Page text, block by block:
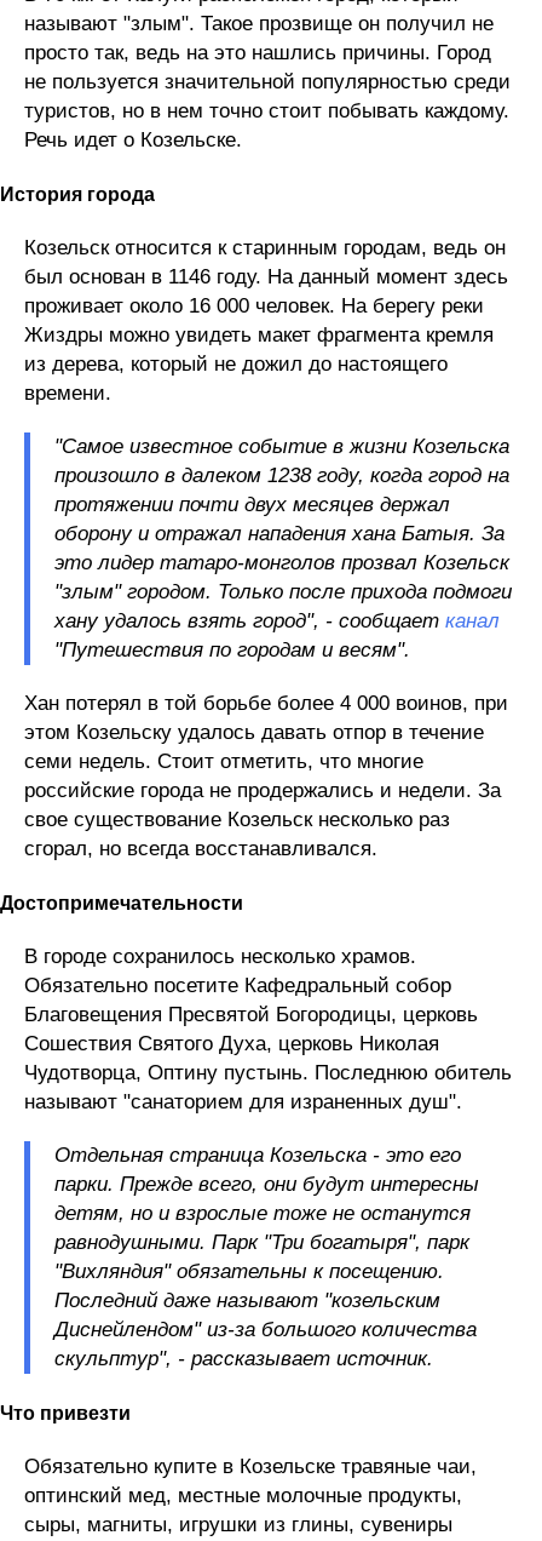
называют "злым". Такое прозвище он получил не
просто так, ведь на это нашлись причины. Город
не пользуется значительной популярностью среди
туристов, но в нем точно стоит побывать каждому.
Речь идет о Козельске.
История города
Козельск относится к старинным городам, ведь он
был основан в 1146 году. На данный момент здесь
проживает около 16 000 человек. На берегу реки
Жиздры можно увидеть макет фрагмента кремля
из дерева, который не дожил до настоящего
времени.
"Самое известное событие в жизни Козельска
произошло в далеком 1238 году, когда город на
протяжении почти двух месяцев держал
оборону и отражал нападения хана Батыя. За
это лидер татаро-монголов прозвал Козельск
"злым" городом. Только после прихода подмоги
хану удалось взять город", - сообщает канал
"Путешествия по городам и весям".
Хан потерял в той борьбе более 4 000 воинов, при
этом Козельску удалось давать отпор в течение
семи недель. Стоит отметить, что многие
российские города не продержались и недели. За
свое существование Козельск несколько раз
сгорал, но всегда восстанавливался.
Достопримечательности
В городе сохранилось несколько храмов.
Обязательно посетите Кафедральный собор
Благовещения Пресвятой Богородицы, церковь
Сошествия Святого Духа, церковь Николая
Чудотворца, Оптину пустынь. Последнюю обитель
называют "санаторием для израненных душ".
Отдельная страница Козельска - это его
парки. Прежде всего, они будут интересны
детям, но и взрослые тоже не останутся
равнодушными. Парк "Три богатыря", парк
"Вихляндия" обязательны к посещению.
Последний даже называют "козельским
Диснейлендом" из-за большого количества
скульптур", - рассказывает источник.
Что привезти
Обязательно купите в Козельске травяные чаи,
оптинский мед, местные молочные продукты,
сыры, магниты, игрушки из глины, сувениры